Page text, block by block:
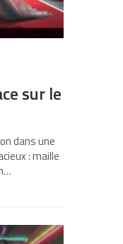
sur le
dans une
: maille